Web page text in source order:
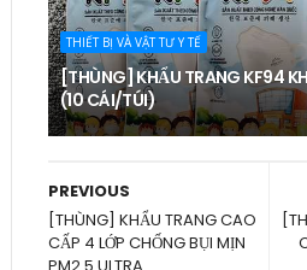
THIẾT BỊ VÀ VẬT TƯ Y TẾ
[THÙNG] KHẨU TRANG KF94
(10 CÁI/TÚI)
PREVIOUS
[THÙNG] KHẨU TRANG CAO
CẤP 4 LỚP CHỐNG BỤI MỊN